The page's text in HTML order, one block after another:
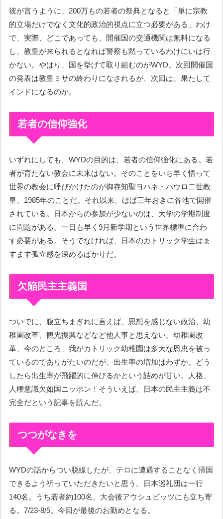
彼が言うように、200万もの若者の祭典となると「単に宗教
的立場だけでなく文化的政治的視点に立つ必要がある」わけ
で、実際、どこであっても、開催国の交通機関は無料になる
し、教皇が来られるとなれば警察も黙っているわけにいは行
かない。やはり、国を挙げて取り組むのがWYD。次回開催国
の発表は教皇ミサの終わりになされるが、次回は、果たして
インドになるのか。
若者の信仰強化
いずれにしても、WYDの目的は、若者の信仰強化にある。若
者が育たない教会に未来はない。そのことをいち早く悟って
世界の教会に呼びかけたのが御存知聖ヨハネ・パウロ二世教
皇、1985年のことだ。それ以来、ほぼ三年おきに各地で開催
されている。日本からの参加が少ないのは、大学の学期制度
に問題がある。一日も早く9月新学期という世界標準に合わ
す必要がある。そうでなければ、日本のカトリック学生はま
すます孤立感を深めるばかりだ。
欠陥民主主義国
ついでに、腹立ちまぎれに言えば、思想を感じない政治、幼
稚園改革、観光振興などなど他人事と思えない。幼稚園改
革、今のところ、我がカトリック幼稚園は多大な恩恵を被っ
ているのでありがたいのだが、出生率の増加はわずか。どう
したら出生率が飛躍的に伸びるかという詰めが甘い。人格、
人権意識欠如国ニッポン！そういえば、日本の民主主義は不
完全だという記事を読んだ。
つつがなきを
WYDの話からつい脱線したが、テロに遭遇することなく帰国
できるよう祈っていただきたいと思う。日本巡礼団は一行
140名。うち若者約100名。大会後アウシュビッツにも立ち寄
る。7/23-8/5。今回が最後のお勤めとなる。